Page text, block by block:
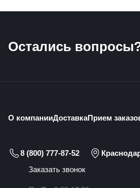
Остались
О компанииДоставкаПрием
8 (800) 777-87-52
Заказать звонок